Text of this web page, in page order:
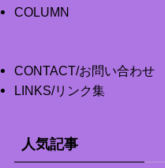
COLUMN
CONTACT/お問い合わせ
LINKS/リンク集
人気記事